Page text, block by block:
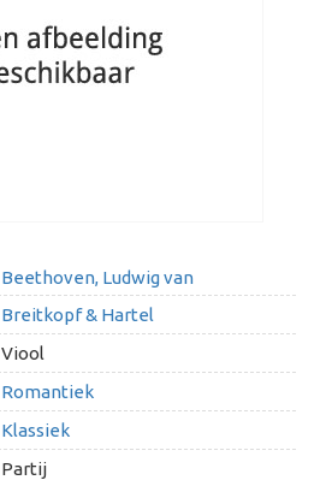
Beethoven, Ludwig van
Breitkopf & Hartel
Viool
Romantiek
Klassiek
Partij